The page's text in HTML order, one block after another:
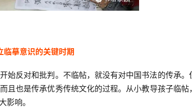
临摹意识的关键时期
始反对和批判。不临帖，就没有对中国书法的传承。
且也是传承优秀传统文化的过程。从小教导孩子临帖
影响。